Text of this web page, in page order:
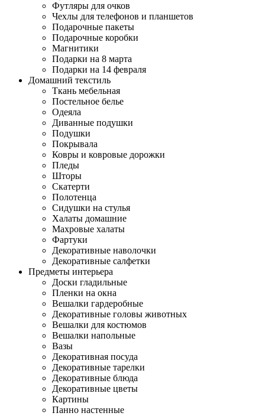
Футляры для очков
Чехлы для телефонов и планшетов
Подарочные пакеты
Подарочные коробки
Магнитики
Подарки на 8 марта
Подарки на 14 февраля
Домашний текстиль
Ткань мебельная
Постельное белье
Одеяла
Диванные подушки
Подушки
Покрывала
Ковры и ковровые дорожки
Пледы
Шторы
Скатерти
Полотенца
Сидушки на стулья
Халаты домашние
Махровые халаты
Фартуки
Декоративные наволочки
Декоративные салфетки
Предметы интерьера
Доски гладильные
Пленки на окна
Вешалки гардеробные
Декоративные головы животных
Вешалки для костюмов
Вешалки напольные
Вазы
Декоративная посуда
Декоративные тарелки
Декоративные блюда
Декоративные цветы
Картины
Панно настенные